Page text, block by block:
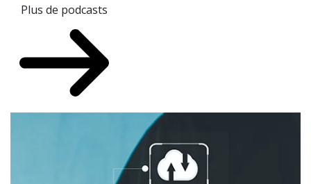
Plus de podcasts